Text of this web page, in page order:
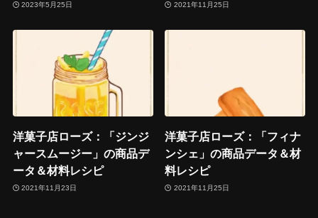
2023年5月25日 2021年11月25日
洋菓子店ローズ：「ジンジ
ャースムージー」の商品デ
ータ＆材料レシピ
2021年11月23日
洋菓子店ローズ：「フィナ
ンシェ」の商品データ＆材
料レシピ
2021年11月25日